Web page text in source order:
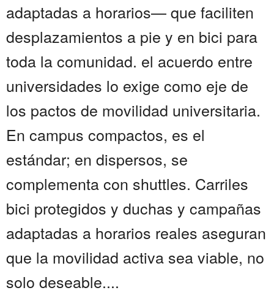
adaptadas a horarios— que faciliten
desplazamientos a pie y en bici para
toda la comunidad. el acuerdo entre
universidades lo exige como eje de
los pactos de movilidad universitaria.
En campus compactos, es el
estándar; en dispersos, se
complementa con shuttles. Carriles
bici protegidos y duchas y campañas
adaptadas a horarios reales aseguran
que la movilidad activa sea viable, no
solo deseable....